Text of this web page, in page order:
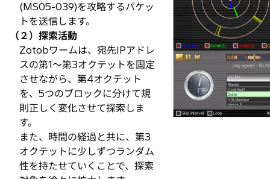
(MS05-039)を攻略するパケッ
トを送信します。
（２）探索活動
Zotobワームは、宛先IPアドレ
スの第1～第3オクテットを固定
させながら、第4オクテット
を、5つのブロックに分けて規
則正しく変化させて探索しま
す。
また、時間の経過と共に、第3
オクテットに少しずつランダム
性を持たせていくことで、探索